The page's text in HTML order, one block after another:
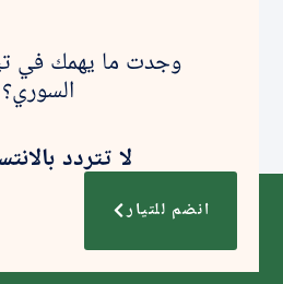
وجدت ما يهمك في
السوري؟
لا تتردد
انضم للتيار